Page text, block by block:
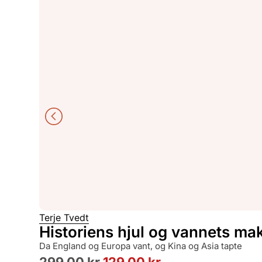
Terje Tvedt
Historiens hjul og vannets
da England og Europa vant, og Kina og Asia tapte